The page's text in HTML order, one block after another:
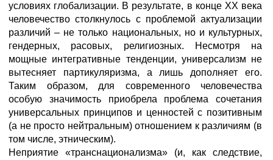
условиях глобализации. В результате, в конце ХХ века
человечество столкнулось с проблемой актуализации
различий – не только национальных, но и культурных,
гендерных, расовых, религиозных. Несмотря на
мощные интегративные тенденции, универсализм не
вытесняет партикуляризма, а лишь дополняет его.
Таким образом, для современного человечества
особую значимость приобрела проблема сочетания
универсальных принципов и ценностей с позитивным
(а не просто нейтральным) отношением к различиям (в
том числе, этническим).
Неприятие «транснационализма» (и, как следствие,